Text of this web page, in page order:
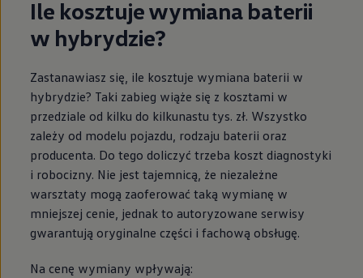
Ile kosztuje wymiana baterii
w hybrydzie?
Zastanawiasz się, ile kosztuje wymiana baterii w
hybrydzie? Taki zabieg wiąże się z kosztami w
przedziale od kilku do kilkunastu tys. zł. Wszystko
zależy od modelu pojazdu, rodzaju baterii oraz
producenta. Do tego doliczyć trzeba koszt diagnostyki
i robocizny. Nie jest tajemnicą, że niezależne
warsztaty mogą zaoferować taką wymianę w
mniejszej cenie, jednak to autoryzowane serwisy
gwarantują oryginalne części i fachową obsługę.
Na cenę wymiany wpływają: